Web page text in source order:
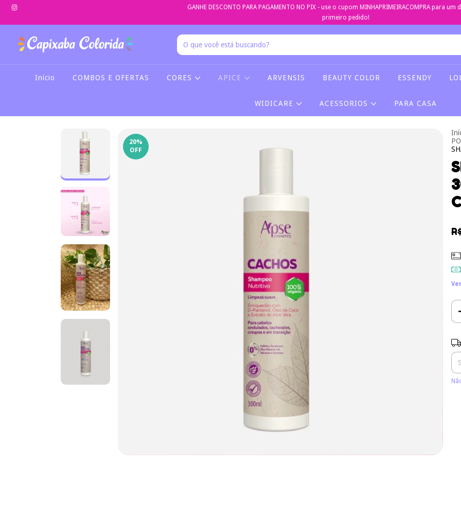
GANHE DESCONTO PARA PAGAMENTO NO PIX - use o cupom MINHAPRIMEIRACOMPRA para
primeiro pedido!
Início COMBOS E OFERTAS CORES APICE ARVENSIS BEAUTY COLOR ESSENDY
WIDICARE ACESSORIOS PARA CASA
20%
OFF